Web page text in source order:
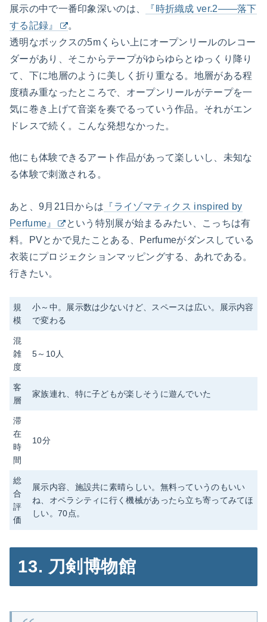
展示の中で一番印象深いのは、
『時折織成 ver.2——落下
する記録』
。
透明なボックスの5mくらい上にオープンリールのレコー
ダーがあり、そこからテープがゆらゆらとゆっくり降り
て、下に地層のように美しく折り重なる。地層がある程
度積み重なったところで、オープンリールがテープを一
気に巻き上げて音楽を奏でるっていう作品。それがエン
ドレスで続く。こんな発想なかった。
他にも体験できるアート作品があって楽しいし、未知な
る体験で刺激される。
あと、9月21日からは 『ライゾマティクス inspired by
Perfume』
という特別展が始まるみたい、こっちは有
料。PVとかで見たことある、Perfumeがダンスしている
衣装にプロジェクションマッピングする、あれである。
行きたい。
規
模
小～中。展示数は少ないけど、スペースは広い。展示内容
で変わる
混
雑
度
5～10人
客
層
家族連れ、特に子どもが楽しそうに遊んでいた
滞
在
時
間
10分
総
合
評
価
展示内容、施設共に素晴らしい。無料っていうのもいい
ね、オペラシティに行く機械があったら立ち寄ってみてほ
しい。70点。
13. 刀剣博物館